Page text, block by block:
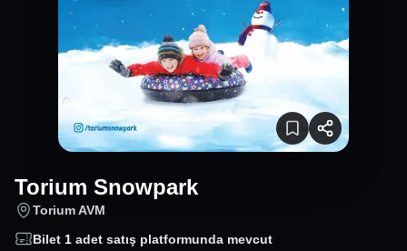
Torium Snowpark
Torium AVM
Bilet 1 adet satış platformunda mevcut